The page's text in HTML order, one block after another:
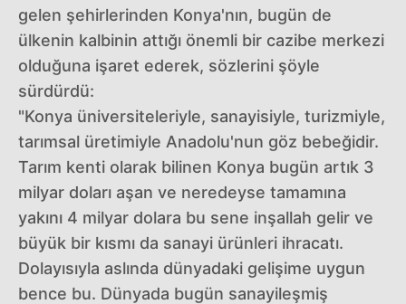
gelen şehirlerinden Konya'nın, bugün de
ülkenin kalbinin attığı önemli bir cazibe merkezi
olduğuna işaret ederek, sözlerini şöyle
sürdürdü:
"Konya üniversiteleriyle, sanayisiyle, turizmiyle,
tarımsal üretimiyle Anadolu'nun göz bebeğidir.
Tarım kenti olarak bilinen Konya bugün artık 3
milyar doları aşan ve neredeyse tamamına
yakını 4 milyar dolara bu sene inşallah gelir ve
büyük bir kısmı da sanayi ürünleri ihracatı.
Dolayısıyla aslında dünyadaki gelişime uygun
bence bu. Dünyada bugün sanayileşmiş